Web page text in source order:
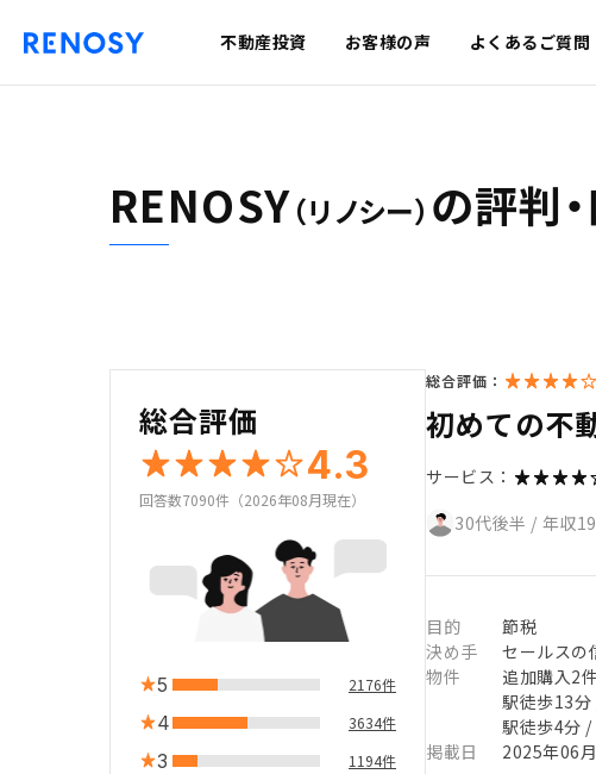
不動産投資 お客様の声 よくあるご質問
RENOSY（リノシー） の評判
総合評価
4.3
回答数7090件（2026年08月現在）
5 2176件
4 3634件
3 1194件
総合評価：
初めての不
サービス：
30代後半 / 年収
目的
節税
決め手
セールスの
物件
追加購入2件
駅徒歩13
駅徒歩4分
掲載日
2025年06